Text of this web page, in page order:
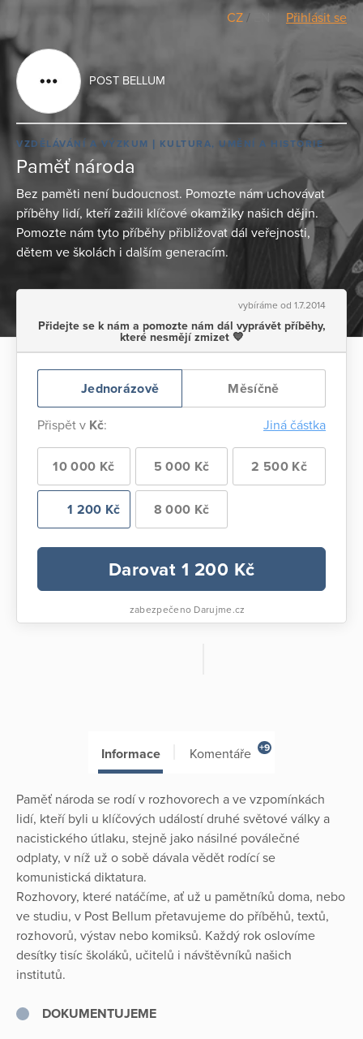
CZ / Přihlásit se
POST BELLUM
VZDĚLÁVÁNÍ A VÝZKUM KULTURA, UMĚNÍ A HISTORIE
Paměť národa
Bez paměti není budoucnost. Pomozte nám uchovávat
příběhy lidí, kteří zažili klíčové okamžiky našich dějin.
Pomozte nám tyto příběhy přibližovat dál veřejnosti,
dětem ve školách i dalším generacím.
vybíráme od 1.7.2014
Přidejte se k nám a pomozte nám dál vyprávět příběhy,
které nesmějí zmizet 💙
Jednorázově Měsíčně
Přispět v Kč: Jiná částka
10 000 Kč 5 000 Kč 2 500 Kč
1 200 Kč 8 000 Kč
Darovat 1 200 Kč
zabezpečeno Darujme.cz
Informace Komentáře +9
Paměť národa se rodí v rozhovorech a ve vzpomínkách
lidí, kteří byli u klíčových událostí druhé světové války a
nacistického útlaku, stejně jako násilné poválečné
odplaty, v níž už o sobě dávala vědět rodící se
komunistická diktatura.
Rozhovory, které natáčíme, ať už u pamětníků doma, nebo
ve studiu, v Post Bellum přetavujeme do příběhů, textů,
rozhovorů, výstav nebo komiksů. Každý rok oslovíme
desítky tisíc školáků, učitelů i návštěvníků našich
institutů.
DOKUMENTUJEME